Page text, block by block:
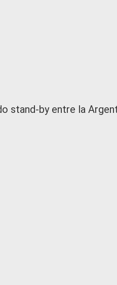
stand-by entre la